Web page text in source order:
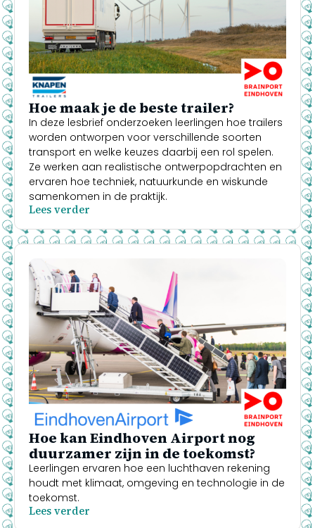
Hoe maak je de beste trailer?
In deze lesbrief onderzoeken leerlingen hoe trailers
worden ontworpen voor verschillende soorten
transport en welke keuzes daarbij een rol spelen.
Ze werken aan realistische ontwerpopdrachten en
ervaren hoe techniek, natuurkunde en wiskunde
samenkomen in de praktijk.
Lees verder
Hoe kan Eindhoven Airport nog
duurzamer zijn in de toekomst?
Leerlingen ervaren hoe een luchthaven rekening
houdt met klimaat, omgeving en technologie in de
toekomst.
Lees verder